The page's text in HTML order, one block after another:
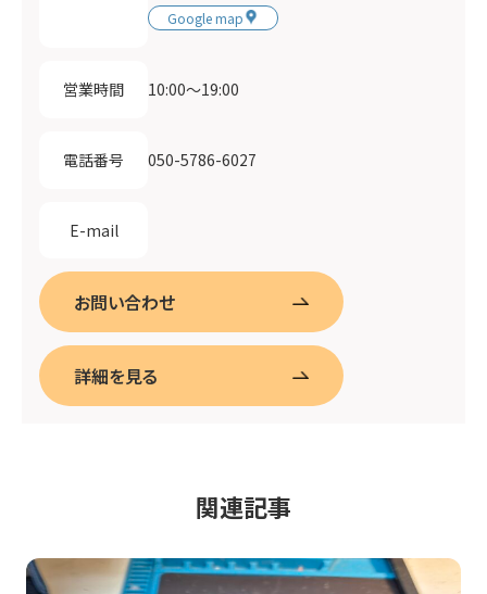
Google map
営業時間 10:00〜19:00
電話番号 050-5786-6027
E-mail
お問い合わせ
詳細を見る
関連記事